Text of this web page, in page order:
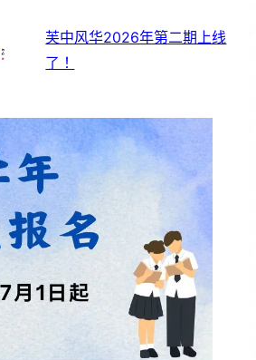
芙中风华2026年第二期上线
了！